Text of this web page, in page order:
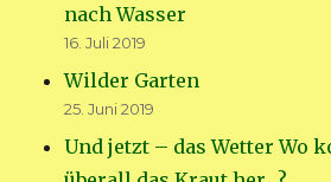
nach Wasser
16. Juli 2019
Wilder Garten
25. Juni 2019
Und jetzt – das Wetter Wo